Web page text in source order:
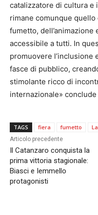
catalizzatore di cultura e
rimane comunque
fumetto,
accessibile a tutti. In
promuovere l’inclusione
fasce di pubblico,
stimolante ricco di
internazionale»
TAGS fiera fumetto
Articolo precedente
Il Catanzaro conquista la
prima vittoria stagionale:
Biasci e Iemmello
protagonisti